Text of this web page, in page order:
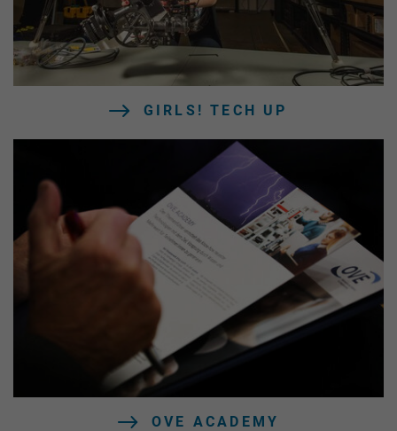
GIRLS! TECH UP
OVE ACADEMY